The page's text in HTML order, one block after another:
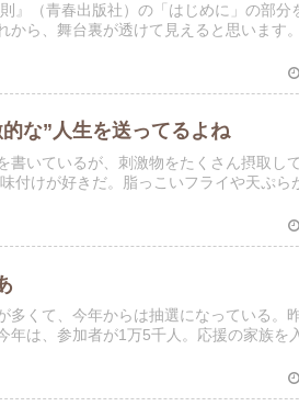
』（青春出版社）の「はじめに」の部分
から、舞台裏が透けて見えると思います
な”人生を送ってるよね
書いているが、刺激物をたくさん摂取し
付けが好きだ。脂っこいフライや天ぷら
くて、今年からは抽選になっている。
は、参加者が1万5千人。応援の家族を